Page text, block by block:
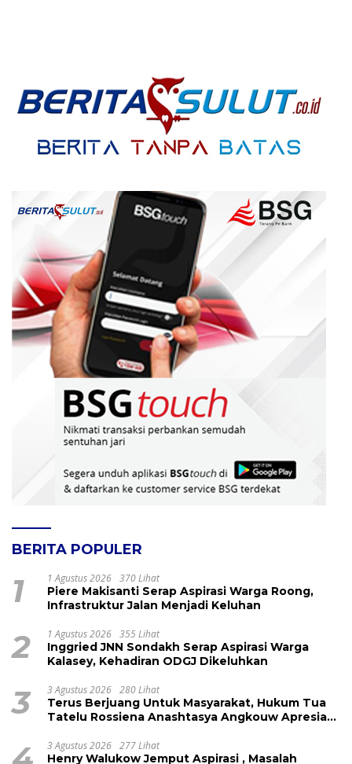
BERITA POPULER
1 1 Agustus 2026 370 Lihat
Piere Makisanti Serap Aspirasi Warga Roong,
Infrastruktur Jalan Menjadi Keluhan
2 1 Agustus 2026 355 Lihat
Inggried JNN Sondakh Serap Aspirasi Warga
Kalasey, Kehadiran ODGJ Dikeluhkan
3 3 Agustus 2026 280 Lihat
Terus Berjuang Untuk Masyarakat, Hukum Tua
Tatelu Rossiena Anashtasya Angkouw Apresiasi
3 Agustus 2026 277 Lihat
Henry Walukow Jemput Aspirasi , Masalah